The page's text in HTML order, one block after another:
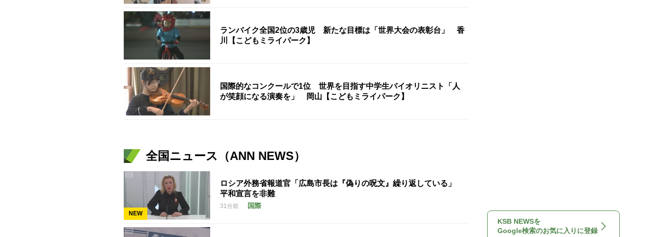
ランバイク全国2位の3歳児 新たな目標は「世界大会の表彰台」 香
川【こどもミライパーク】
国際的なコンクールで1位 世界を目指す中学生バイオリニスト「人
が笑顔になる演奏を」 岡山【こどもミライパーク】
全国ニュース（ANN NEWS）
NEW
ロシア外務省報道官「広島市長は『偽りの呪文』繰り返している」
平和宣言を非難
31分前 国際
KSB NEWSを
Google検索のお気に入りに登録